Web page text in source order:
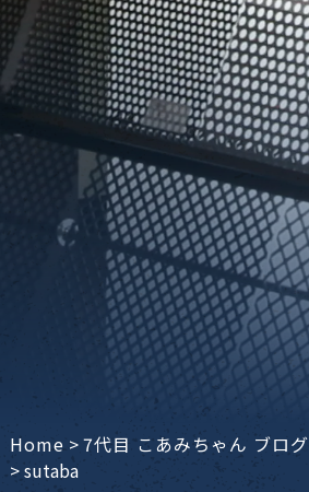
Home >7代目 こあみちゃん ブログ
>sutaba